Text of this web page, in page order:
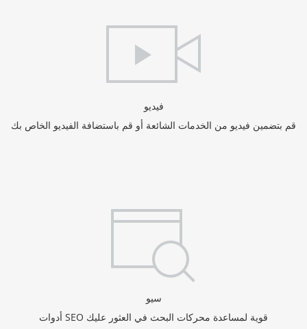
فيديو
قم بتضمين فيديو من الخدمات الشائعة أو قم باستضافة الفيديو الخاص بك
سيو
أدوات SEO قوية لمساعدة محركات البحث في العثور عليك